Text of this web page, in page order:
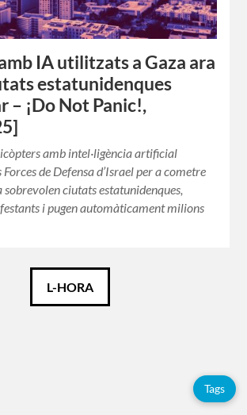
IA utilitzats a Gaza ara
estatunidenques
– ¡Do Not Panic!,
amb intel·ligència artificial
de Defensa d’Israel per a cometre
sobrevolen ciutats estatunidenques,
i pugen automàticament milions
L-HORA
Tags